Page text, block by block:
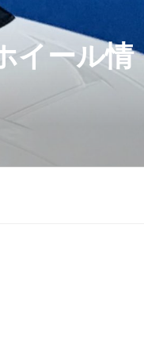
イール情